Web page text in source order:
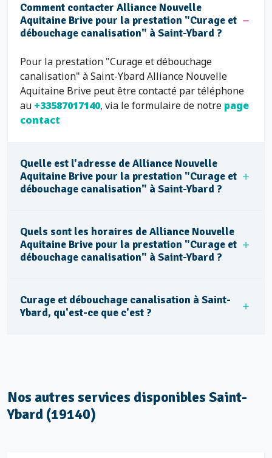
Comment contacter Alliance Nouvelle
Aquitaine Brive pour la prestation "Curage et
débouchage canalisation" à Saint-Ybard ?
Pour la prestation "Curage et débouchage
canalisation" à Saint-Ybard Alliance Nouvelle
Aquitaine Brive peut être contacté par téléphone
au +33587017140, via le formulaire de notre page
contact
Quelle est l'adresse de Alliance Nouvelle
Aquitaine Brive pour la prestation "Curage et
débouchage canalisation" à Saint-Ybard ?
Quels sont les horaires de Alliance Nouvelle
Aquitaine Brive pour la prestation "Curage et
débouchage canalisation" à Saint-Ybard ?
Curage et débouchage canalisation à Saint-
Ybard, qu'est-ce que c'est ?
Nos autres services disponibles Saint-
Ybard (19140)